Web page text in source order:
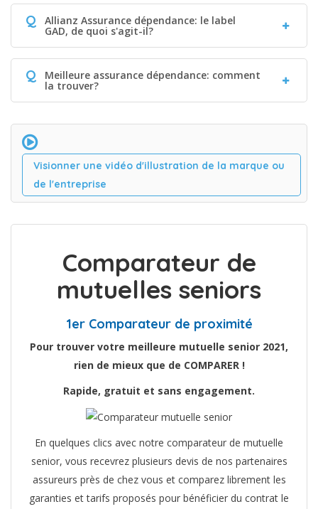
Q Allianz Assurance dépendance: le label
GAD, de quoi s'agit-il?
Q Meilleure assurance dépendance: comment
la trouver?
Visionner une vidéo d'illustration de la marque ou
de l'entreprise
Comparateur de
mutuelles seniors
1er Comparateur de proximité
Pour trouver votre meilleure mutuelle senior 2021,
rien de mieux que de COMPARER !
Rapide, gratuit et sans engagement.
En quelques clics avec notre comparateur de mutuelle
senior, vous recevrez plusieurs devis de nos partenaires
assureurs près de chez vous et comparez librement les
garanties et tarifs proposés pour bénéficier du contrat le